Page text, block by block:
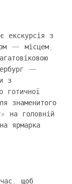
екскурсія з
— місцем,
—
з
готичної
знаменитого
на головній
ярмарка
щоб